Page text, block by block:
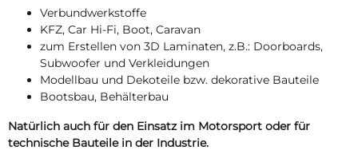
Verbundwerkstoffe
KFZ, Car Hi-Fi, Boot, Caravan
zum Erstellen von 3D Laminaten, z.B.: Doorboards,
Subwoofer und Verkleidungen
Modellbau und Dekoteile bzw. dekorative Bauteile
Bootsbau, Behälterbau
Natürlich auch für den Einsatz im Motorsport oder für
technische Bauteile in der Industrie.